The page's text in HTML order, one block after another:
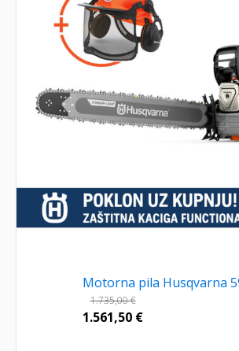
Motorna pila Husqvarna
1.735,00€
1.561,50 €